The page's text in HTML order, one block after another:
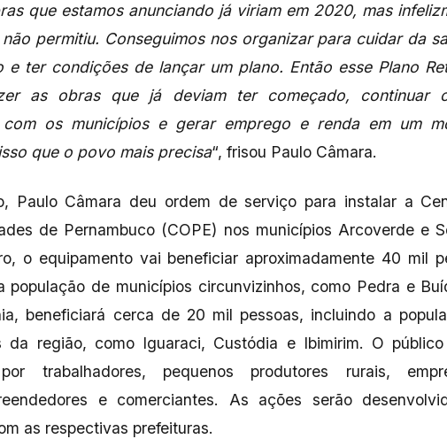
que estamos anunciando já viriam em 2020, mas
permitiu. Conseguimos nos organizar para cuidar da
e ter condições de lançar um plano. Então esse Plano
as obras que já deviam ter começado, continuar
com os municípios e gerar emprego e renda em um
que o povo mais precisa“, frisou Paulo Câmara.
Paulo Câmara deu ordem de serviço para instalar a
de Pernambuco (COPE) nos municípios Arcoverde e
o equipamento vai beneficiar aproximadamente 40 mil
população de municípios circunvizinhos, como Pedra e
beneficiará cerca de 20 mil pessoas, incluindo a
da região, como Iguaraci, Custódia e Ibimirim. O
trabalhadores, pequenos produtores rurais,
e comerciantes. As ações serão
as respectivas prefeituras.